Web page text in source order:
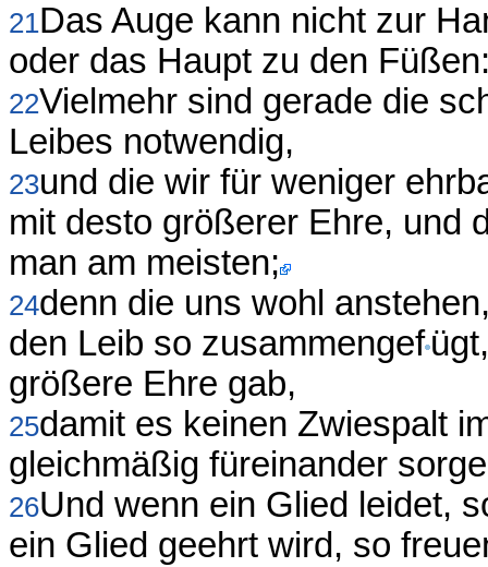
21Das Auge kann nicht zur
oder das Haupt zu den
22Vielmehr sind gerade die
Leibes notwendig,
23und die wir für weniger
mit desto größerer Ehre, und
man am meisten;
24denn die uns wohl
den Leib so zusammengef
größere Ehre gab,
25damit es keinen Zwiespalt
gleichmäßig füreinander
26Und wenn ein Glied leidet,
ein Glied geehrt wird, so